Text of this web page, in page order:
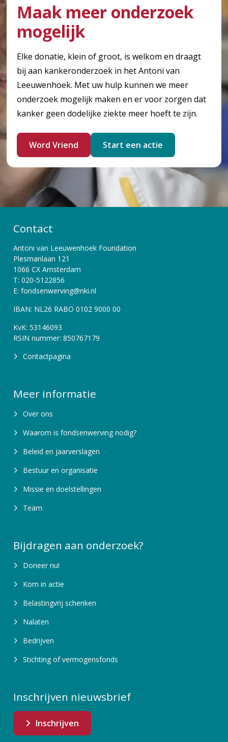
Maak meer onderzoek
mogelijk
Elke donatie, klein of groot, is welkom en draagt
bij aan kankeronderzoek in het Antoni van
Leeuwenhoek. Met uw hulp kunnen we meer
onderzoek mogelijk maken en er voor zorgen dat
kanker geen dodelijke ziekte meer hoeft te zijn.
Word Vriend Start een actie
Contact
Antoni van Leeuwenhoek Foundation
Plesmanlaan 121
1066 CX Amsterdam
T: 020-5122856
E: fondsenwerving@nki.nl
IBAN: NL26 RABO 0102 9000 00
KvK: 53146093
RSIN nummer: 850767179
Contactpagina
Meer informatie
Over ons
Waarom is fondsenwerving nodig?
Beleid en jaarverslagen
Bestuur en organisatie
Missie en doelstellingen
Team
Bijdragen aan onderzoek?
Doneer nu!
Kom in actie
Belastingvrij schenken
Nalaten
Bedrijven
Stichting of vermogensfonds
Inschrijven nieuwsbrief
Inschrijven